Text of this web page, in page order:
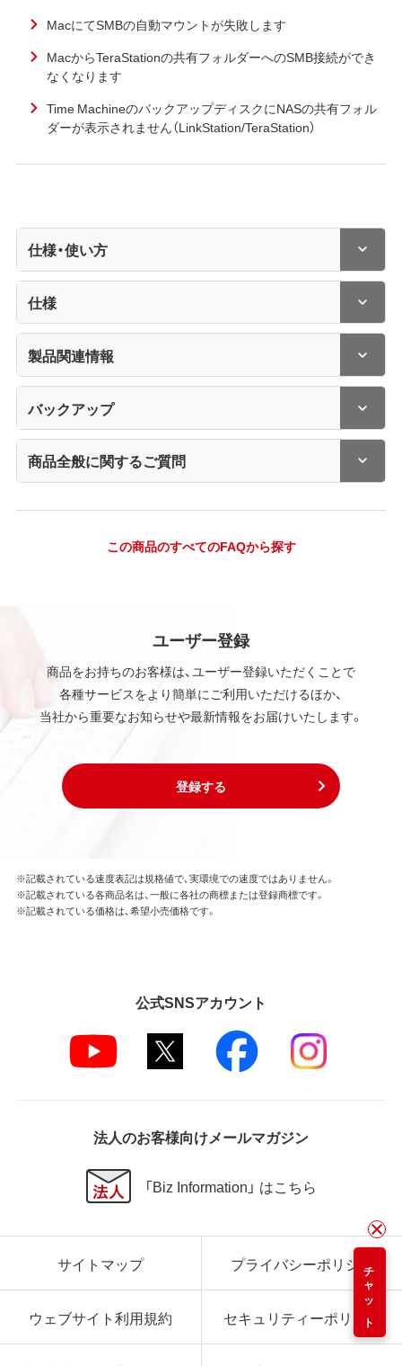
MacにてSMBの自動マウントが失敗します
MacからTeraStationの共有フォルダーへのSMB接続ができ
なくなります
Time MachineのバックアップディスクにNASの共有フォル
ダーが表示されません（LinkStation/TeraStation）
仕様・使い方
仕様
製品関連情報
バックアップ
商品全般に関するご質問
この商品のすべてのFAQから探す
ユーザー登録
商品をお持ちのお客様は、ユーザー登録いただくことで
各種サービスをより簡単にご利用いただけるほか、
当社から重要なお知らせや最新情報をお届けいたします。
登録する
チャット
※記載されている速度表記は規格値で、実環境での速度ではありません。
※記載されている各商品名は、一般に各社の商標または登録商標です。
※記載されている価格は、希望小売価格です。
公式SNSアカウント
法人のお客様向けメールマガジン
「Biz Information」 はこちら
サイトマップ プライバシーポリシー
ウェブサイト利用規約 セキュリティーポリシー